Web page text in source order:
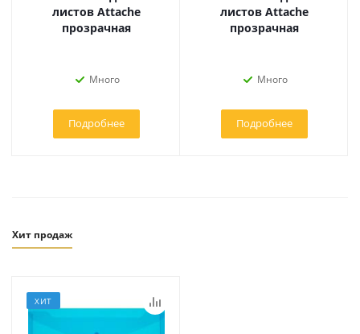
листов Attache
прозрачная
Много
Подробнее
листов Attache
прозрачная
Много
Подробнее
Хит продаж
ХИТ